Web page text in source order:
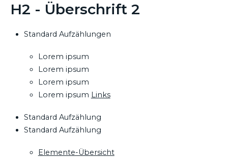
H2 - Überschrift 2
Standard Aufzählungen
Lorem ipsum
Lorem ipsum
Lorem ipsum
Lorem ipsum Links
Standard Aufzählung
Standard Aufzählung
Elemente-Übersicht